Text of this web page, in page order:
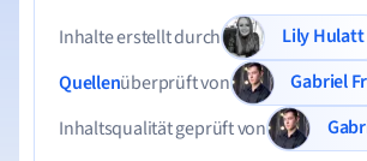
Inhalte erstellt durch
Lily Hulatt
Quellenüberprüft von
Gabriel
Inhaltsqualität geprüft von